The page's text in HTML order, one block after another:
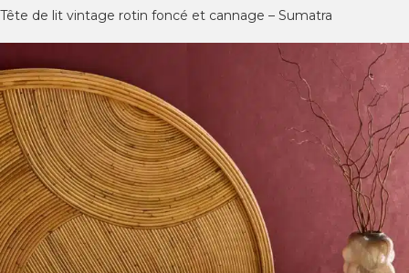
Tête de lit vintage rotin foncé et cannage – Sumatra